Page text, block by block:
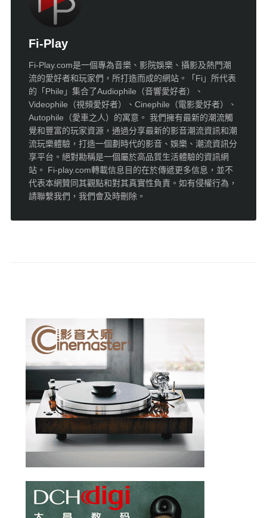
Fi-Play
Fi-Play.com是一個專為音樂、影院娛樂、攝影及熱門潮
流的愛好者和玩家們，所打造而成的網站。「Fi」所代表
的「Phile」集合了Audiophile（音響愛好者）、
Videophile（視頻愛好者）、Cinephile（電影愛好者）、
Autophile（愛車之人）的寓意。 我們擁有最新的潮流觸
覺和豐富的玩家資源，通過分享最新的影音潮流資訊和潮
流玩樂體驗，打造一個劃時代的影音、娛樂、潮流資訊分
享平台。絕對勘稱是一個屬於高品質生活體驗的資訊網
站。 Fi-play.com轉載信息目的在於傳遞更多信息，並不
代表本網贊同其觀點和對其真實性負責。如有侵權行為，
請聯繫我們，我們會及時刪除。